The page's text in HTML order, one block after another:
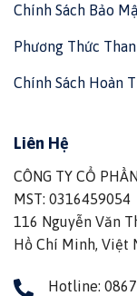
Chính Sách Bảo
Phương Thức
Chính Sách Hoàn
Liên Hệ
CÔNG TY CỔ
MST: 0316459054
116 Nguyễn Văn
Hồ Chí Minh, Việt
Hotline: